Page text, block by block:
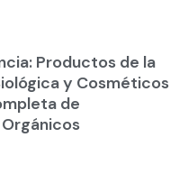
Productos de la
y Cosméticos
de